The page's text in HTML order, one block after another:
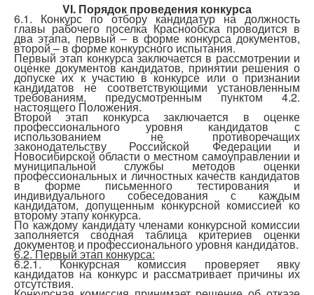
VI. Порядок проведения конкурса
6.1. Конкурс по отбору кандидатур на должность
главы рабочего поселка Краснообска проводится в
два этапа, первый – в форме конкурса документов,
второй – в форме конкурсного испытания.
Первый этап конкурса заключается в рассмотрении и
оценке документов кандидатов, принятии решения о
допуске их к участию в конкурсе или о признании
кандидатов не соответствующими установленным
требованиям, предусмотренным пунктом 4.2.
настоящего Положения.
Второй этап конкурса заключается в оценке
профессионального уровня кандидатов с
использованием не противоречащих
законодательству Российской Федерации и
Новосибирской области о местном самоуправлении и
муниципальной службы методов оценки
профессиональных и личностных качеств кандидатов
в форме письменного тестирования и
индивидуального собеседования с каждым
кандидатом, допущенным конкурсной комиссией ко
второму этапу конкурса.
По каждому кандидату членами конкурсной комиссии
заполняется сводная таблица критериев оценки
документов и профессионального уровня кандидатов.
6.2. Первый этап конкурса:
6.2.1. Конкурсная комиссия проверяет явку
кандидатов на конкурс и рассматривает причины их
отсутствия.